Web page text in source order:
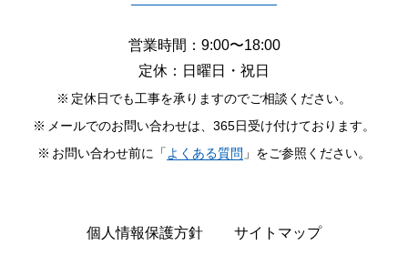
営業時間：9:00〜18:00
定休：日曜日・祝日
定休日でも工事を承りますのでご相談ください。
メールでのお問い合わせは、365日受け付けております。
お問い合わせ前に「 よくある質問 」をご参照ください。
個人情報保護方針 サイトマップ